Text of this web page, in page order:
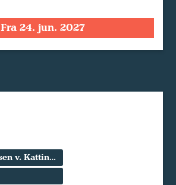
Fra 24. jun. 2027
Parkeringspladsen v. Kattinge Værk